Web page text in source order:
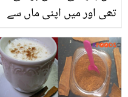
تھی اور میں اپنی ماں سے
۔۔ 58 سالہ شخص اپنی
والدہ سے طویل عرصے بعد
کس طرح ملا ؟ویڈیو آپ کو
رلا دے گی